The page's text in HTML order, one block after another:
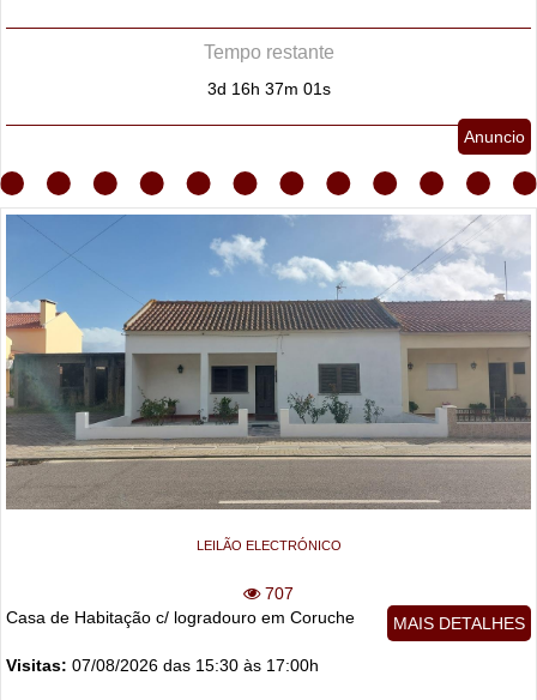
Tempo restante
3d 16h 37m 01s
Anuncio
LEILÃO ELECTRÓNICO
707
MAIS DETALHES
Casa de Habitação c/ logradouro em Coruche
Visitas: 07/08/2026 das 15:30 às 17:00h